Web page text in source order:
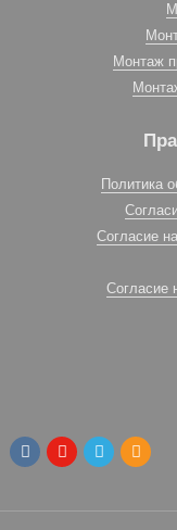
Монтаж
Политика
Согласие
Согласие